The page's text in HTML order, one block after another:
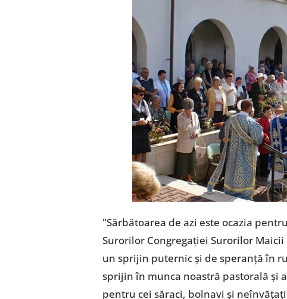
"Sărbătoarea de azi este ocazia
Surorilor Congregaţiei Surorilor
un sprijin puternic şi de speranţă în
sprijin în munca noastră pastorală şi
pentru cei săraci, bolnavi şi